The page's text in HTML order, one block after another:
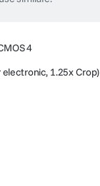
4
1.25x Crop)